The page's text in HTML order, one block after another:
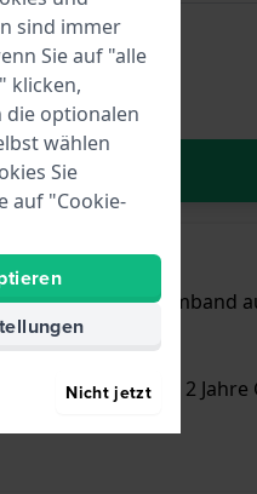
ist mit einem Armband
Die Uhr wird mit 2
sind immer
Sie auf "alle
klicken,
die optionalen
wählen
Sie
auf "Cookie-
Nicht jetzt